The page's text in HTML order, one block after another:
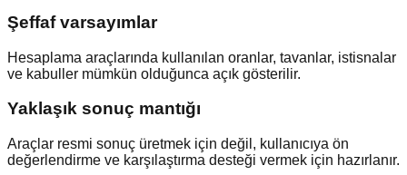
Şeffaf varsayımlar
Hesaplama araçlarında kullanılan oranlar, tavanlar, istisnalar
ve kabuller mümkün olduğunca açık gösterilir.
Yaklaşık sonuç mantığı
Araçlar resmi sonuç üretmek için değil, kullanıcıya ön
değerlendirme ve karşılaştırma desteği vermek için hazırlanır.